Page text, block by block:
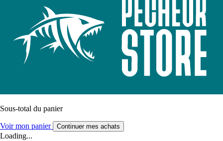
Sous-total du panier
Voir mon panier Continuer mes achats
Loading...